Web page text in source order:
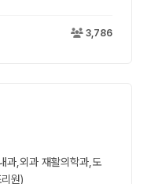
3,786
과,외과 재활의학과,도
원)